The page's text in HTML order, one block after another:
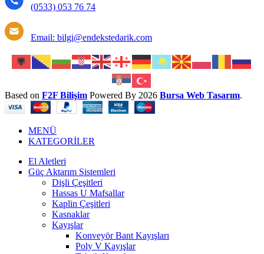
(0533) 053 76 74
Email: bilgi@endekstedarik.com
Based on F2F Bilişim Powered By 2026 Bursa Web Tasarım.
MENÜ
KATEGORİLER
El Aletleri
Güç Aktarım Sistemleri
Dişli Çeşitleri
Hassas U Mafsallar
Kaplin Çeşitleri
Kasnaklar
Kayışlar
Konveyör Bant Kayışları
Poly V Kayışlar